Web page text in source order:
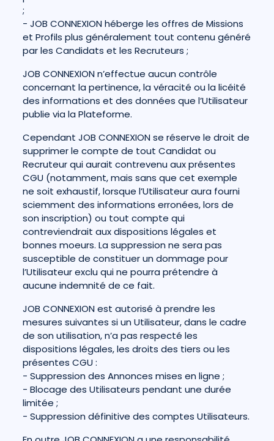
;
- JOB CONNEXION héberge les offres de Missions
et Profils plus généralement tout contenu généré
par les Candidats et les Recruteurs ;
JOB CONNEXION n’effectue aucun contrôle
concernant la pertinence, la véracité ou la licéité
des informations et des données que l’Utilisateur
publie via la Plateforme.
Cependant JOB CONNEXION se réserve le droit de
supprimer le compte de tout Candidat ou
Recruteur qui aurait contrevenu aux présentes
CGU (notamment, mais sans que cet exemple
ne soit exhaustif, lorsque l’Utilisateur aura fourni
sciemment des informations erronées, lors de
son inscription) ou tout compte qui
contreviendrait aux dispositions légales et
bonnes moeurs. La suppression ne sera pas
susceptible de constituer un dommage pour
l’Utilisateur exclu qui ne pourra prétendre à
aucune indemnité de ce fait.
JOB CONNEXION est autorisé à prendre les
mesures suivantes si un Utilisateur, dans le cadre
de son utilisation, n’a pas respecté les
dispositions légales, les droits des tiers ou les
présentes CGU :
- Suppression des Annonces mises en ligne ;
- Blocage des Utilisateurs pendant une durée
limitée ;
- Suppression définitive des comptes Utilisateurs.